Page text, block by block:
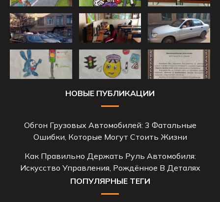
НОВЫЕ ПУБЛИКАЦИИ
Обгон Грузовых Автомобилей: 3 Фатальные
Ошибки, Которые Могут Стоить Жизни
Как Правильно Держать Руль Автомобиля:
Искусство Управления, Рождённое В Деталях
ПОПУЛЯРНЫЕ ТЕГИ